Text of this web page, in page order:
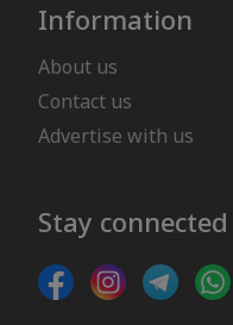
Information
About us
Contact us
Advertise with us
Stay connected